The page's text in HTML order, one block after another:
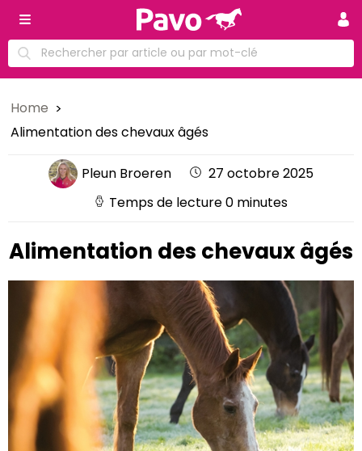
Home
Alimentation des chevaux âgés
Pleun Broeren
27 octobre 2025
Temps de lecture 0 minutes
Alimentation des chevaux âgés